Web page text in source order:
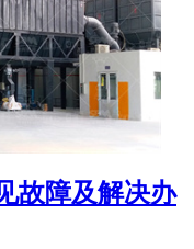
故障及解决办